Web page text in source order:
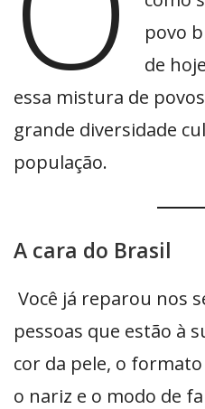
povo
de
essa mistura de
grande diversidade
população.
A cara do Brasil
Você já reparou nos
pessoas que estão à
cor da pele, o
o nariz e o modo de